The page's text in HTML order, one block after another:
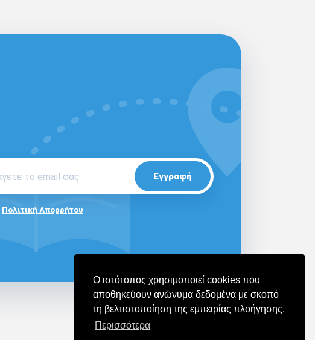
Ο ιστότοπος χρησιμοποιεί cookies που
αποθηκεύουν ανώνυμα δεδομένα με σκοπό
τη βελτιστοποίηση της εμπειρίας πλοήγησης.
Περισσότερα
Εγγραφή
Πολιτική Απορρήτου